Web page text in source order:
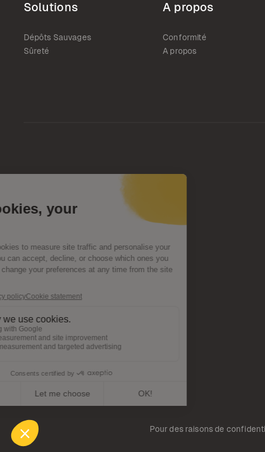
Solutions
Dépôts Sauvages
Sûreté
A propos
Conformité
A propos
Pour des raisons de